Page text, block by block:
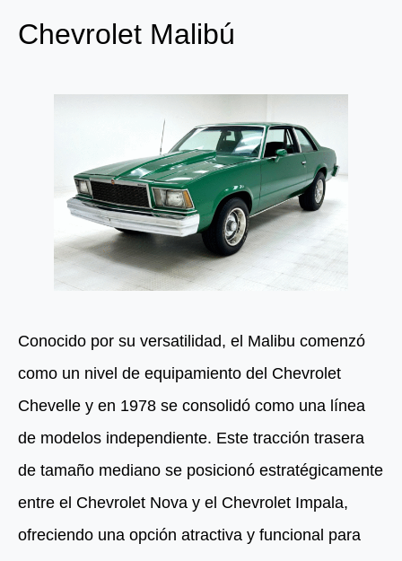
Chevrolet Malibú
Conocido por su versatilidad, el Malibu comenzó
como un nivel de equipamiento del Chevrolet
Chevelle y en 1978 se consolidó como una línea
de modelos independiente. Este tracción trasera
de tamaño mediano se posicionó estratégicamente
entre el Chevrolet Nova y el Chevrolet Impala,
ofreciendo una opción atractiva y funcional para